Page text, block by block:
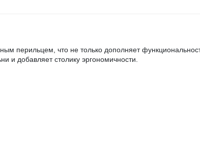
перильцем, что не только дополняет
и добавляет столику эргономичности.